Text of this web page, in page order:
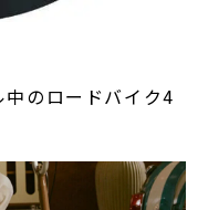
のロードバイク4